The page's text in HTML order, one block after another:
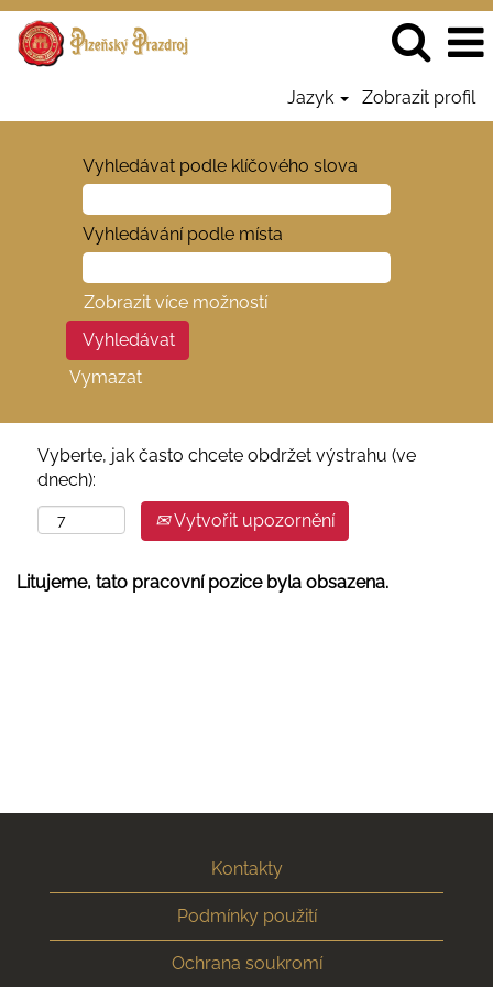
Jazyk Zobrazit profil
Vyhledávat podle klíčového slova
Vyhledávání podle místa
Zobrazit více možností
Vymazat
Vyberte, jak často chcete obdržet výstrahu (ve
dnech):
Vytvořit upozornění
Litujeme, tato pracovní pozice byla obsazena.
Kontakty
Podmínky použití
Ochrana soukromí